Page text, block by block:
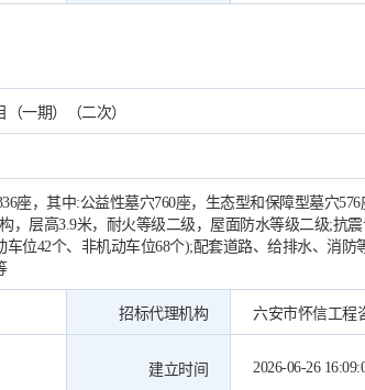
一期）（二次）
座，其中:公益性墓穴760座，生态型和保障型墓穴
，层高3.9米，耐火等级二级，屋面防水等级二级;抗
车位42个、非机动车位68个);配套道路、给排水、消防
招标代理机构 六安市怀信工程
建立时间 2026-06-26